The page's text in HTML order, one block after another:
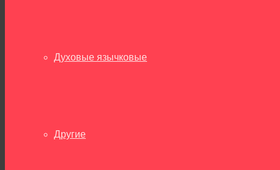
Духовые язычковые
Другие